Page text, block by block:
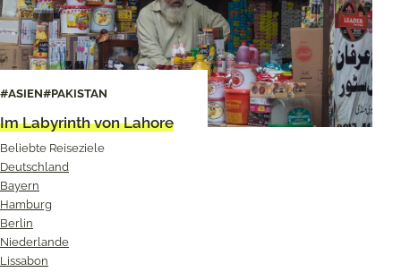
#ASIEN#PAKISTAN
Im Labyrinth von Lahore
Beliebte Reiseziele
Deutschland
Bayern
Hamburg
Berlin
Niederlande
Lissabon